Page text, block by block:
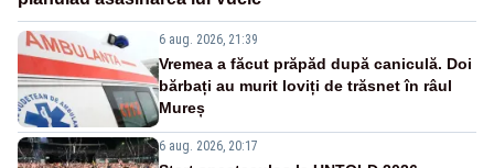
6 aug. 2026, 21:39
Vremea a făcut prăpăd după caniculă. Doi
bărbați au murit loviți de trăsnet în râul
Mureș
6 aug. 2026, 20:17